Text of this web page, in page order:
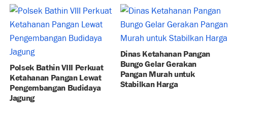
Polsek Bathin VIII Perkuat
Ketahanan Pangan Lewat
Pengembangan Budidaya
Jagung
Dinas Ketahanan Pangan
Bungo Gelar Gerakan
Pangan Murah untuk
Stabilkan Harga